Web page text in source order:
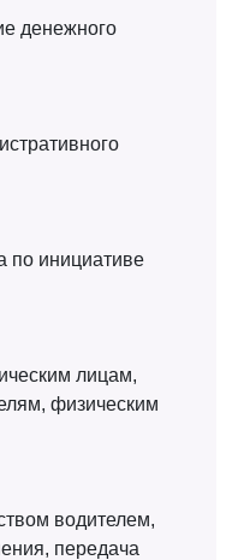
денежного
по инициативе
лицам,
физическим
водителем,
передача